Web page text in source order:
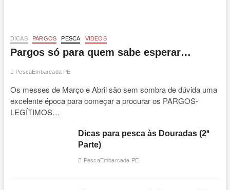
DICAS PARGOS PESCA VIDEOS
Pargos só para quem sabe esperar…
PescaEmbarcada PE
Os messes de Março e Abril são sem sombra de dúvida uma
excelente época para começar a procurar os PARGOS-
LEGÍTIMOS…
Dicas para pesca às Douradas (2ª
Parte)
PescaEmbarcada PE